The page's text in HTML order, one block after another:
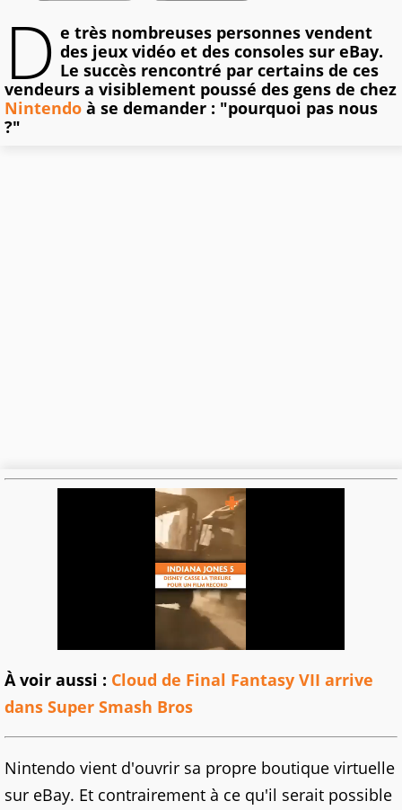
D e très nombreuses personnes vendent
des jeux vidéo et des consoles sur eBay.
Le succès rencontré par certains de ces
vendeurs a visiblement poussé des gens de chez
Nintendo à se demander : "pourquoi pas nous
?"
À voir aussi : Cloud de Final Fantasy VII arrive
dans Super Smash Bros
Nintendo vient d'ouvrir sa propre boutique virtuelle
sur eBay. Et contrairement à ce qu'il serait possible